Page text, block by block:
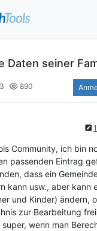
Daten seiner
3 890
Community, ich bin
passenden Eintrag
dass ein
kann usw., aber kann
und Kinder) ändern,
zur Bearbeitung
wenn man